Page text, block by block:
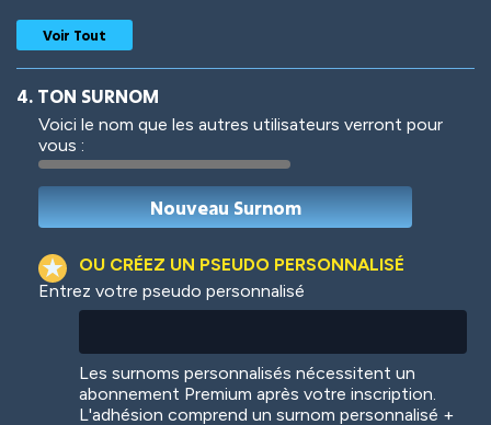
Woof
Colorful
Voir Tout
4. TON SURNOM
Voici le nom que les autres utilisateurs verront pour
vous :
OU CRÉEZ UN PSEUDO PERSONNALISÉ
Entrez votre pseudo personnalisé
Les surnoms personnalisés nécessitent un
abonnement Premium après votre inscription.
L'adhésion comprend un surnom personnalisé +